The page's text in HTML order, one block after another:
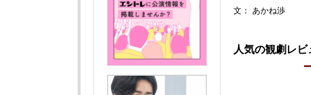
文： あかね渉
人気の観劇レビ